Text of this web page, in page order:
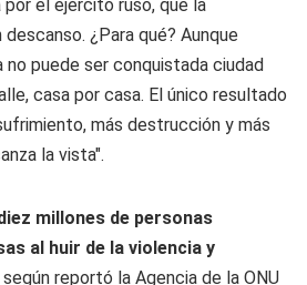
el ejército ruso, que la
¿Para qué? Aunque
no puede ser conquistada ciudad
casa por casa. El único resultado
más destrucción y más
la vista".
millones de personas
al huir de la violencia y
según reportó la Agencia de la ONU